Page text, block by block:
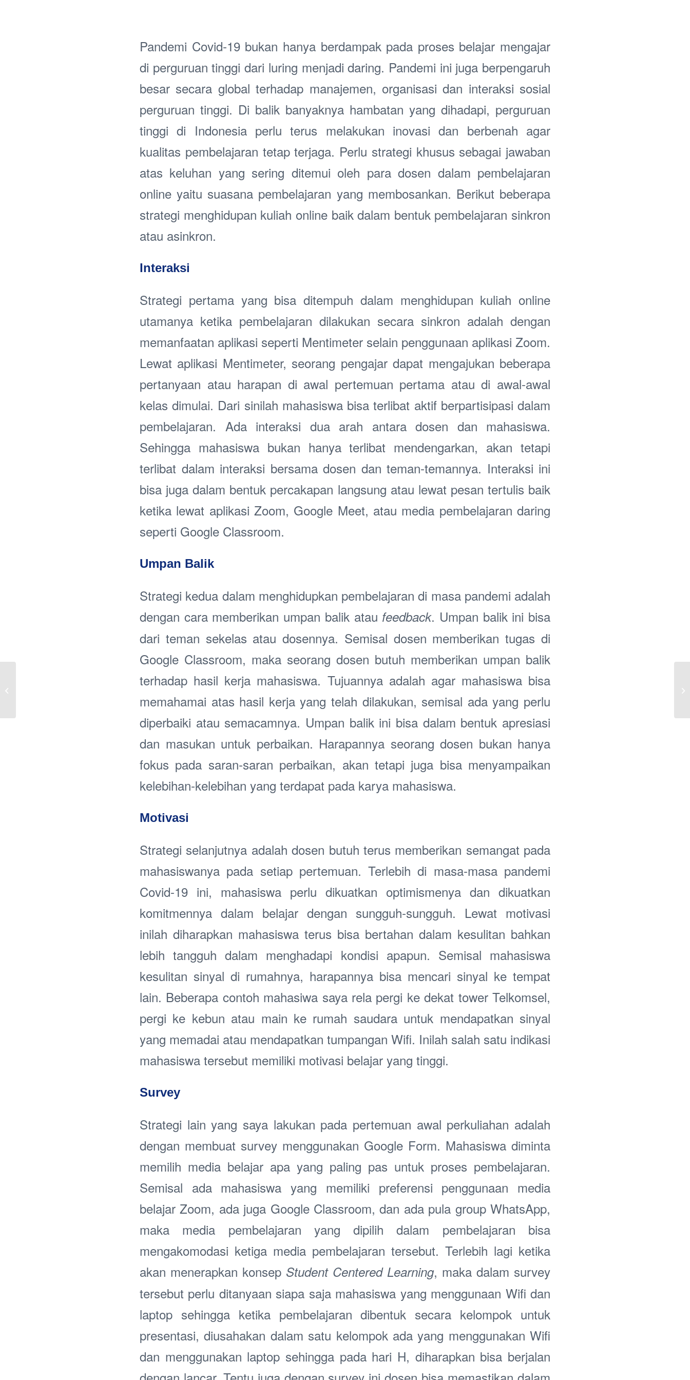
Pandemi Covid-19 bukan hanya berdampak pada proses belajar mengajar
di perguruan tinggi dari luring menjadi daring. Pandemi ini juga berpengaruh
besar secara global terhadap manajemen, organisasi dan interaksi sosial
perguruan tinggi. Di balik banyaknya hambatan yang dihadapi, perguruan
tinggi di Indonesia perlu terus melakukan inovasi dan berbenah agar
kualitas pembelajaran tetap terjaga. Perlu strategi khusus sebagai jawaban
atas keluhan yang sering ditemui oleh para dosen dalam pembelajaran
online yaitu suasana pembelajaran yang membosankan. Berikut beberapa
strategi menghidupan kuliah online baik dalam bentuk pembelajaran sinkron
atau asinkron.
Interaksi
Strategi pertama yang bisa ditempuh dalam menghidupan kuliah online
utamanya ketika pembelajaran dilakukan secara sinkron adalah dengan
memanfaatan aplikasi seperti Mentimeter selain penggunaan aplikasi Zoom.
Lewat aplikasi Mentimeter, seorang pengajar dapat mengajukan beberapa
pertanyaan atau harapan di awal pertemuan pertama atau di awal-awal
kelas dimulai. Dari sinilah mahasiswa bisa terlibat aktif berpartisipasi dalam
pembelajaran. Ada interaksi dua arah antara dosen dan mahasiswa.
Sehingga mahasiswa bukan hanya terlibat mendengarkan, akan tetapi
terlibat dalam interaksi bersama dosen dan teman-temannya. Interaksi ini
bisa juga dalam bentuk percakapan langsung atau lewat pesan tertulis baik
ketika lewat aplikasi Zoom, Google Meet, atau media pembelajaran daring
seperti Google Classroom.
Umpan Balik
Strategi kedua dalam menghidupkan pembelajaran di masa pandemi adalah
dengan cara memberikan umpan balik atau feedback. Umpan balik ini bisa
dari teman sekelas atau dosennya. Semisal dosen memberikan tugas di
Google Classroom, maka seorang dosen butuh memberikan umpan balik
terhadap hasil kerja mahasiswa. Tujuannya adalah agar mahasiswa bisa
memahamai atas hasil kerja yang telah dilakukan, semisal ada yang perlu
diperbaiki atau semacamnya. Umpan balik ini bisa dalam bentuk apresiasi
dan masukan untuk perbaikan. Harapannya seorang dosen bukan hanya
fokus pada saran-saran perbaikan, akan tetapi juga bisa menyampaikan
kelebihan-kelebihan yang terdapat pada karya mahasiswa.
Motivasi
Strategi selanjutnya adalah dosen butuh terus memberikan semangat pada
mahasiswanya pada setiap pertemuan. Terlebih di masa-masa pandemi
Covid-19 ini, mahasiswa perlu dikuatkan optimismenya dan dikuatkan
komitmennya dalam belajar dengan sungguh-sungguh. Lewat motivasi
inilah diharapkan mahasiswa terus bisa bertahan dalam kesulitan bahkan
lebih tangguh dalam menghadapi kondisi apapun. Semisal mahasiswa
kesulitan sinyal di rumahnya, harapannya bisa mencari sinyal ke tempat
lain. Beberapa contoh mahasiwa saya rela pergi ke dekat tower Telkomsel,
pergi ke kebun atau main ke rumah saudara untuk mendapatkan sinyal
yang memadai atau mendapatkan tumpangan Wifi. Inilah salah satu indikasi
mahasiswa tersebut memiliki motivasi belajar yang tinggi.
Survey
Strategi lain yang saya lakukan pada pertemuan awal perkuliahan adalah
dengan membuat survey menggunakan Google Form. Mahasiswa diminta
memilih media belajar apa yang paling pas untuk proses pembelajaran.
Semisal ada mahasiswa yang memiliki preferensi penggunaan media
belajar Zoom, ada juga Google Classroom, dan ada pula group WhatsApp,
maka media pembelajaran yang dipilih dalam pembelajaran bisa
mengakomodasi ketiga media pembelajaran tersebut. Terlebih lagi ketika
akan menerapkan konsep Student Centered Learning, maka dalam survey
tersebut perlu ditanyaan siapa saja mahasiswa yang menggunaan Wifi dan
laptop sehingga ketika pembelajaran dibentuk secara kelompok untuk
presentasi, diusahakan dalam satu kelompok ada yang menggunakan Wifi
dan menggunakan laptop sehingga pada hari H, diharapkan bisa berjalan